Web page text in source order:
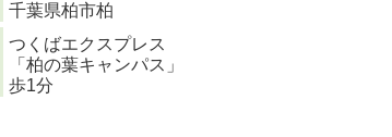
千葉県柏市柏
つくばエクスプレス
「柏の葉キャンパス」
歩1分